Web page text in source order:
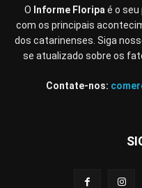
O Informe Floripaé o
com os principais
dos catarinenses. Siga
se atualizado sobre os
Contate-nos: